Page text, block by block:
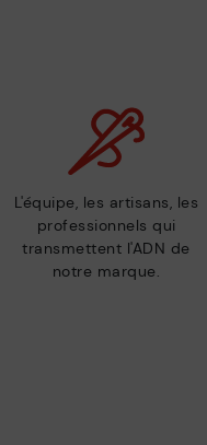
L'équipe, les artisans, les
professionnels qui
transmettent l'ADN de
notre marque.